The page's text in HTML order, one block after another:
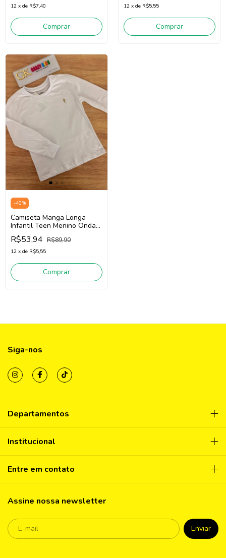
12 x de R$7,40
Comprar
12 x de R$5,55
Comprar
-40%
Camiseta Manga Longa
Infantil Teen Menino Onda
Marinha 5261012 (Branco)
R$53,94 R$89,90
12 x de R$5,55
Comprar
Siga-nos
Departamentos
Institucional
Entre em contato
Assine nossa newsletter